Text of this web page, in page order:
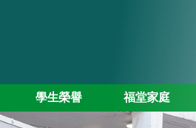
學生榮譽 福堂家庭